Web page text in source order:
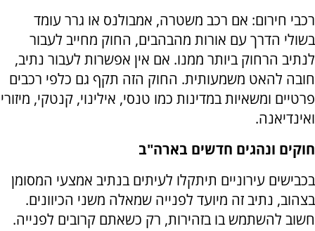
רכבי חירום: אם רכב משטרה, אמבולנס או גרר עומד
בשולי הדרך עם אורות מהבהבים, החוק מחייב לעבור
לנתיב הרחוק ביותר ממנו. אם אין אפשרות לעבור נתיב,
חובה להאט משמעותית. החוק הזה תקף גם כלפי רכבים
פרטיים ומשאיות במדינות כמו טנסי, אילינוי, קנטקי, מיזורי
ואינדיאנה.
חוקים ונהגים חדשים בארה"ב
בכבישים עירוניים תיתקלו לעיתים בנתיב אמצעי המסומן
בצהוב, נתיב זה מיועד לפנייה שמאלה משני הכיוונים.
חשוב להשתמש בו בזהירות, רק כשאתם קרובים לפנייה.